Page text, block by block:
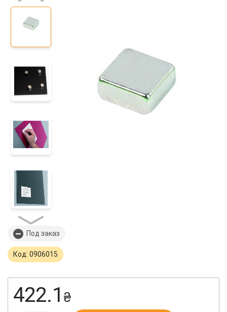
Под заказ
Код: 0906015
422.1 ₴